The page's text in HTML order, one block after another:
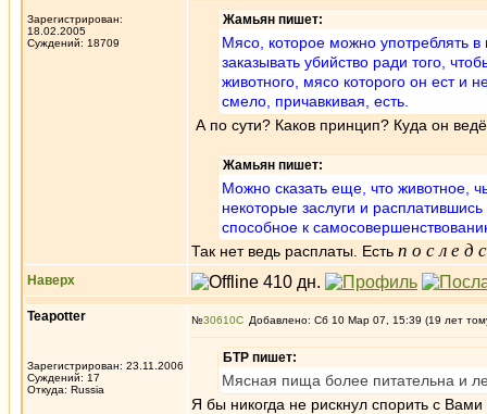
Зарегистрирован:
18.02.2005
Суждений: 18709
Жамьян пишет:
Мясо, которое можно употреблять
заказывать убийство ради того,
животного, мясо которого он ест и
смело, причавкивая, есть.
А по сути? Каков принцип? Куда он
Жамьян пишет:
Можно сказать еще, что животное,
некоторые заслуги и
способное к
Так нет ведь расплаты. Есть п о с л е д
Наверх
Teapotter
Зарегистрирован: 23.11.2006
Суждений: 17
Откуда: Russia
№30610 Добавлено: Сб 10 Мар 07, 15:39 (19 лет
БТР пишет:
Мясная пища более питательна и
Я бы никогда не рискнул спорить с